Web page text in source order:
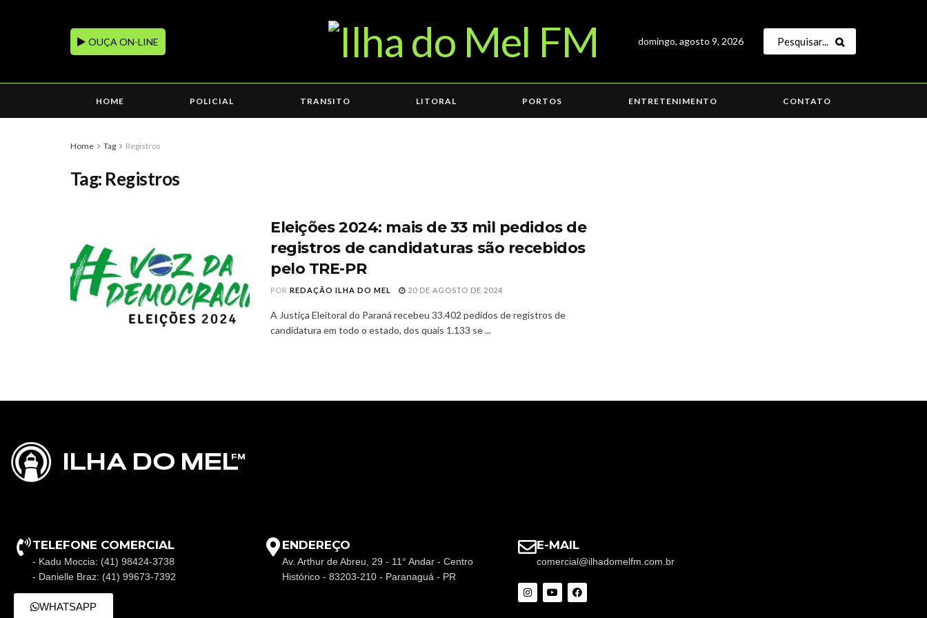
OUÇA ON-LINE domingo, agosto 9, 2026
HOME POLICIAL TRANSITO LITORAL PORTOS ENTRETENIMENTO CONTATO
Home Tag Registros
Tag: Registros
Eleições 2024: mais de 33 mil pedidos de
registros de candidaturas são recebidos
pelo TRE-PR
POR REDAÇÃO ILHA DO MEL 20 DE AGOSTO DE 2024
A Justiça Eleitoral do Paraná recebeu 33.402 pedidos de registros de
candidatura em todo o estado, dos quais 1.133 se ...
TELEFONE COMERCIAL
- Kadu Moccia: (41) 98424-3738
- Danielle Braz: (41) 99673-7392
WHATSAPP
ENDEREÇO
Av. Arthur de Abreu, 29 - 11° Andar - Centro
Histórico - 83203-210 - Paranaguá - PR
E-MAIL
comercial@ilhadomelfm.com.br